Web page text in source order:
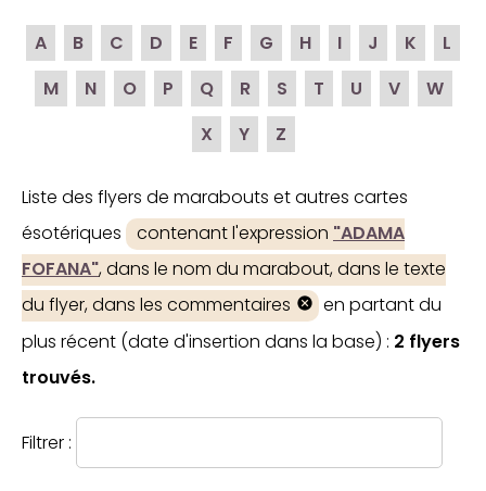
A B C D E F G H I J K
L
M
N O P Q R S T U V
W
X
Y Z
Liste des flyers de marabouts et autres cartes
ésotériques
contenant l'expression "ADAMA
FOFANA", dans le nom du marabout, dans le texte
du flyer, dans les commentaires
en partant du
plus récent (date d'insertion dans la base) : 2 flyers
trouvés.
Filtrer :